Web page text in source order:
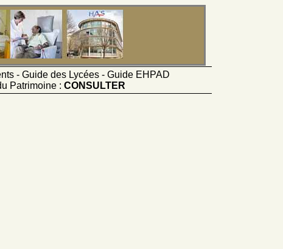
- Guide des Lycées - Guide EHPAD
Patrimoine : CONSULTER